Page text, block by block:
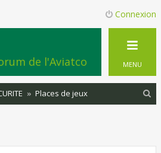
Connexion
de l'Aviatco MENU
Places de jeux